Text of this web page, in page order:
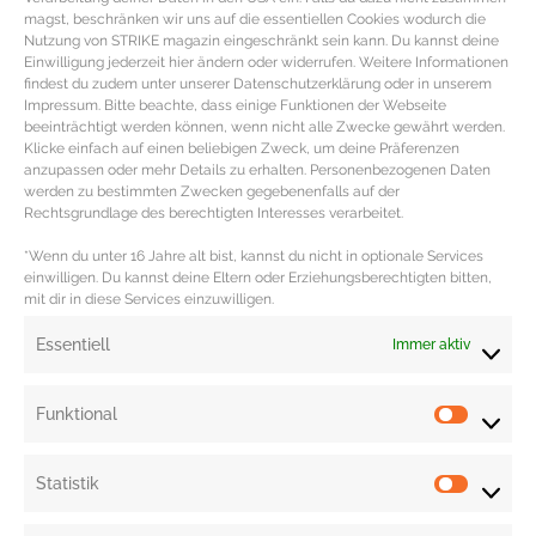
magst, beschränken wir uns auf die essentiellen Cookies wodurch die
Nutzung von STRIKE magazin eingeschränkt sein kann. Du kannst deine
Einwilligung jederzeit hier ändern oder widerrufen. Weitere Informationen
findest du zudem unter unserer Datenschutzerklärung oder in unserem
Impressum. Bitte beachte, dass einige Funktionen der Webseite
beeinträchtigt werden können, wenn nicht alle Zwecke gewährt werden.
Klicke einfach auf einen beliebigen Zweck, um deine Präferenzen
anzupassen oder mehr Details zu erhalten. Personenbezogenen Daten
werden zu bestimmten Zwecken gegebenenfalls auf der
Rechtsgrundlage des berechtigten Interesses verarbeitet.
*Wenn du unter 16 Jahre alt bist, kannst du nicht in optionale Services
einwilligen. Du kannst deine Eltern oder Erziehungsberechtigten bitten,
mit dir in diese Services einzuwilligen.
Essentiell Immer aktiv
Funktional
Statistik
Salatdressings eignet sich das Pulver der Beere.
AÇAI Kauftipp
Beim Kauf auf den angegebenen ORAC-Wert achten. Dieser verweist auf die
enthaltene Höhe der Antioxidatien. Açai ist auch ein echter Schönmacher
und deshalb in der Kosmetik beliebt (Açai Kosmetik online kaufen ).
Rezepte & Inspirationen mit dem Superfood
Açai findest Du hier auf STRIKE magazin.
Redaktion: Nina Ilnseher